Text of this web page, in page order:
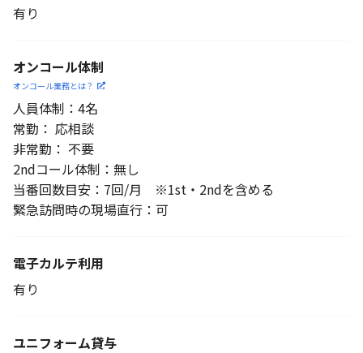
有り
オンコール体制
オンコール業務とは？
人員体制：4名
常勤： 応相談
非常勤： 不要
2ndコール体制：無し
当番回数目安：7回/月 ※1st・2ndを含める
緊急訪問時の現場直行：可
電子カルテ利用
有り
ユニフォーム貸与